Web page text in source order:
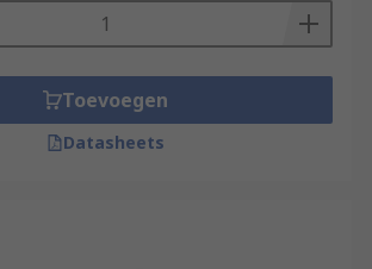
Toevoegen
Datasheets